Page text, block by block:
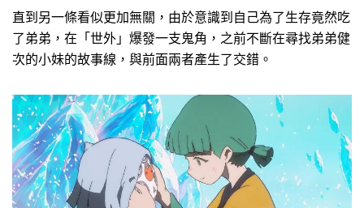
直到另一條看似更加無關，由於意識到自己為了生存竟然吃
了弟弟，在「世外」爆發一支鬼角，之前不斷在尋找弟弟健
次的小妹的故事線，與前面兩者產生了交錯。